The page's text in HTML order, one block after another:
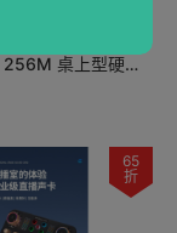
新梭魚
桌上型硬碟
65
折